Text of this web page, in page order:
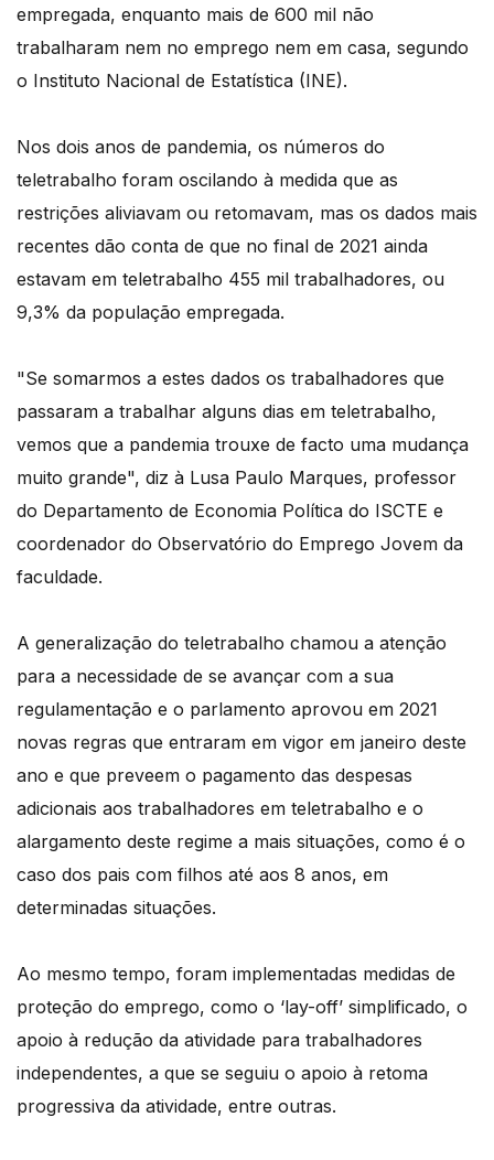
empregada, enquanto mais de 600 mil não
trabalharam nem no emprego nem em casa, segundo
o Instituto Nacional de Estatística (INE).
Nos dois anos de pandemia, os números do
teletrabalho foram oscilando à medida que as
restrições aliviavam ou retomavam, mas os dados mais
recentes dão conta de que no final de 2021 ainda
estavam em teletrabalho 455 mil trabalhadores, ou
9,3% da população empregada.
"Se somarmos a estes dados os trabalhadores que
passaram a trabalhar alguns dias em teletrabalho,
vemos que a pandemia trouxe de facto uma mudança
muito grande", diz à Lusa Paulo Marques, professor
do Departamento de Economia Política do ISCTE e
coordenador do Observatório do Emprego Jovem da
faculdade.
A generalização do teletrabalho chamou a atenção
para a necessidade de se avançar com a sua
regulamentação e o parlamento aprovou em 2021
novas regras que entraram em vigor em janeiro deste
ano e que preveem o pagamento das despesas
adicionais aos trabalhadores em teletrabalho e o
alargamento deste regime a mais situações, como é o
caso dos pais com filhos até aos 8 anos, em
determinadas situações.
Ao mesmo tempo, foram implementadas medidas de
proteção do emprego, como o ‘lay-off’ simplificado, o
apoio à redução da atividade para trabalhadores
independentes, a que se seguiu o apoio à retoma
progressiva da atividade, entre outras.